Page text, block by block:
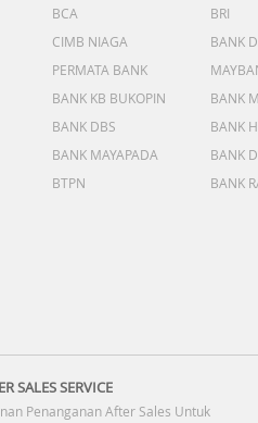
BCA
BRI
CIMB NIAGA
BANK
PERMATA BANK
BANK KB BUKOPIN
BANK
BANK DBS
BANK
BANK MAYAPADA
BANK
BTPN BANK
SALES SERVICE
Penanganan After Sales Untuk